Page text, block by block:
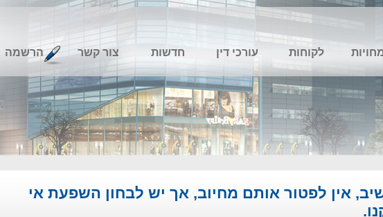
לקוחות עורכי דין חדשות צור קשר הרשמה
אין לפטור אותם מחיוב, אך יש לבחון השפעת אי